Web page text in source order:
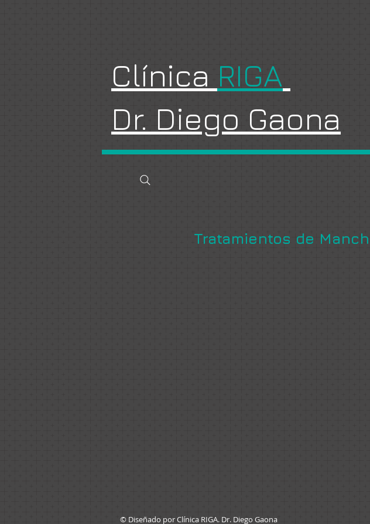
Clínica RIGA
Dr. Diego Gaona
Tratamientos de
© Diseñado por Clínica RIGA. Dr. Diego Gaona